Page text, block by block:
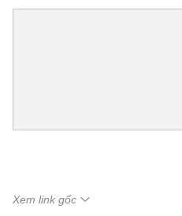
Xem link gốc